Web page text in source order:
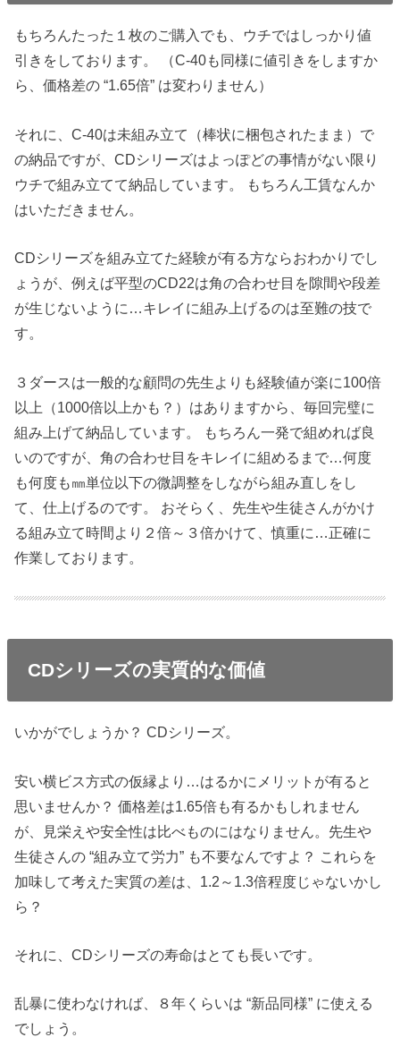
もちろんたった１枚のご購入でも、ウチではしっかり値
引きをしております。 （C-40も同様に値引きをしますか
ら、価格差の “1.65倍” は変わりません）
それに、C-40は未組み立て（棒状に梱包されたまま）で
の納品ですが、CDシリーズはよっぽどの事情がない限り
ウチで組み立てて納品しています。 もちろん工賃なんか
はいただきません。
CDシリーズを組み立てた経験が有る方ならおわかりでし
ょうが、例えば平型のCD22は角の合わせ目を隙間や段差
が生じないように…キレイに組み上げるのは至難の技で
す。
３ダースは一般的な顧問の先生よりも経験値が楽に100倍
以上（1000倍以上かも？）はありますから、毎回完璧に
組み上げて納品しています。 もちろん一発で組めれば良
いのですが、角の合わせ目をキレイに組めるまで…何度
も何度も㎜単位以下の微調整をしながら組み直しをし
て、仕上げるのです。 おそらく、先生や生徒さんがかけ
る組み立て時間より２倍～３倍かけて、慎重に…正確に
作業しております。
CDシリーズの実質的な価値
いかがでしょうか？ CDシリーズ。
安い横ビス方式の仮縁より…はるかにメリットが有ると
思いませんか？ 価格差は1.65倍も有るかもしれません
が、見栄えや安全性は比べものにはなりません。先生や
生徒さんの “組み立て労力” も不要なんですよ？ これらを
加味して考えた実質の差は、1.2～1.3倍程度じゃないかし
ら？
それに、CDシリーズの寿命はとても長いです。
乱暴に使わなければ、８年くらいは “新品同様” に使える
でしょう。